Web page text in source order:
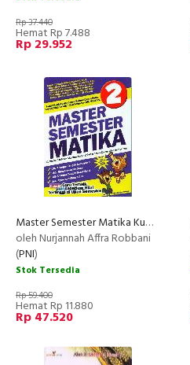
Rp 37.440
Hemat Rp 7.488
Rp 29.952
Master Semester Matika Kumpulan Soal2 Matematika Yang Selalu Keluar dalam Ujian Semester SD/MI Kelas 2
oleh Nurjannah Affra Robbani
(PNI)
Stok Tersedia
Rp 59.400
Hemat Rp 11.880
Rp 47.520